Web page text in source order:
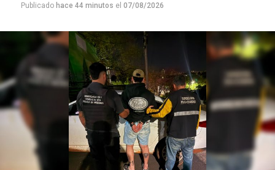
Publicado hace 44 minutos el 07/08/2026